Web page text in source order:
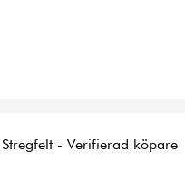
- Verifierad köpare